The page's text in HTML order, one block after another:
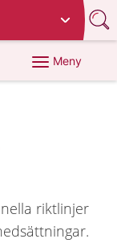
Meny
riktlinjer